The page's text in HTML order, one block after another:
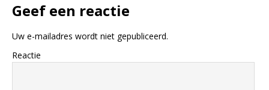
Geef een reactie
Uw e-mailadres wordt niet gepubliceerd.
Reactie